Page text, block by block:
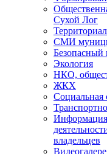
Сухой Лог
СМИ
Безопасный
Экология
НКО,
ЖКХ
Социальная
Информация
владельцев